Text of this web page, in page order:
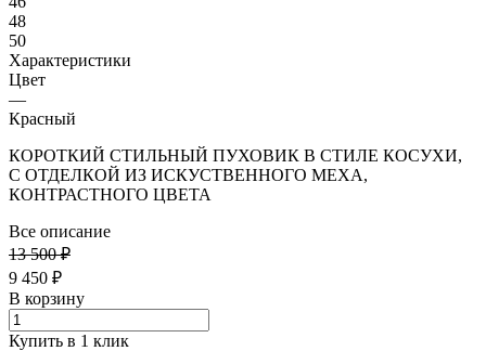
48
50
Характеристики
Цвет
—
Красный
КОРОТКИЙ СТИЛЬНЫЙ ПУХОВИК В СТИЛЕ КОСУХИ,
С ОТДЕЛКОЙ ИЗ ИСКУСТВЕННОГО МЕХА,
КОНТРАСТНОГО ЦВЕТА
Все описание
13 500 ₽
9 450 ₽
В корзину
Купить в 1 клик